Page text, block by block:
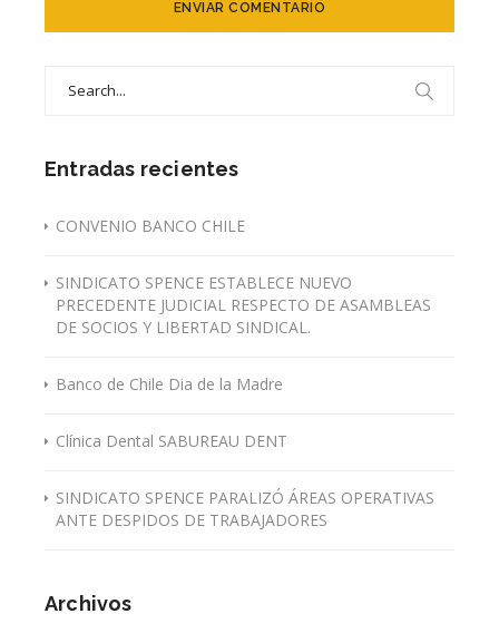
Entradas recientes
CONVENIO BANCO CHILE
SINDICATO SPENCE ESTABLECE NUEVO
PRECEDENTE JUDICIAL RESPECTO DE ASAMBLEAS
DE SOCIOS Y LIBERTAD SINDICAL.
Banco de Chile Dia de la Madre
Clínica Dental SABUREAU DENT
SINDICATO SPENCE PARALIZÓ ÁREAS OPERATIVAS
ANTE DESPIDOS DE TRABAJADORES
Archivos